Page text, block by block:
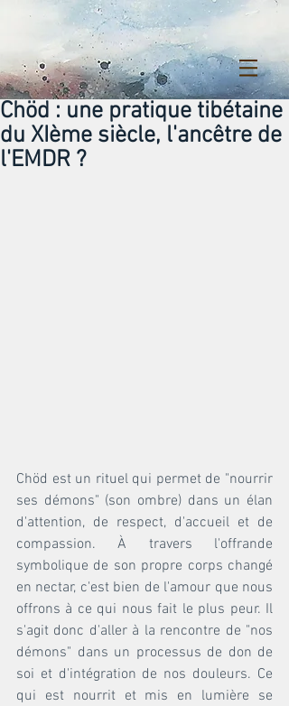
Chöd : une pratique tibétaine
du XIème siècle, l'ancêtre de
l'EMDR ?
Chöd est un rituel qui permet de "nourrir
ses démons" (son ombre) dans un élan
d'attention, de respect, d'accueil et de
compassion. À travers l'offrande
symbolique de son propre corps changé
en nectar, c'est bien de l'amour que nous
offrons à ce qui nous fait le plus peur. Il
s'agit donc d'aller à la rencontre de "nos
démons" dans un processus de don de
soi et d'intégration de nos douleurs. Ce
qui est nourrit et mis en lumière se